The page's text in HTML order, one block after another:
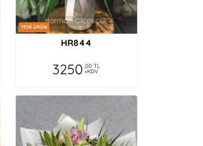
YENİ ÜRÜN
HR844
3250 ,00 TL
+KDV